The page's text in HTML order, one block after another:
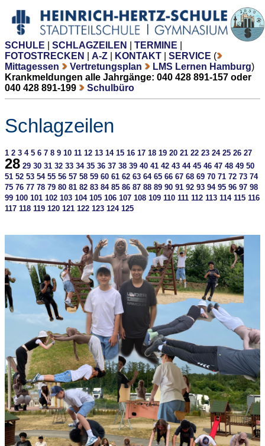
SCHULE SCHLAGZEILEN TERMINE
FOTOSTRECKEN
A-Z KONTAKT SERVICE (
Mittagessen
Vertretungsplan LMS Lernen Hamburg)
Krankmeldungen alle Jahrgänge: 040 428 891-157 oder
040 428 891-199
Schulbüro
Schlagzeilen
1 2 3 4 5 6 7 8 9 10 11 12 13 14 15 16 17 18 19 20 21 22 23 24 25 26 27
28 29 30 31 32 33 34 35 36 37 38 39 40 41 42 43 44 45 46 47 48 49 50
51 52 53 54 55 56 57 58 59 60 61 62 63 64 65 66 67 68 69 70 71 72 73 74
75 76 77 78 79 80 81 82 83 84 85 86 87 88 89 90 91 92 93 94 95 96 97 98
99 100 101 102 103 104 105 106 107 108 109 110 111 112 113 114 115 116
117 118 119 120 121 122 123 124 125